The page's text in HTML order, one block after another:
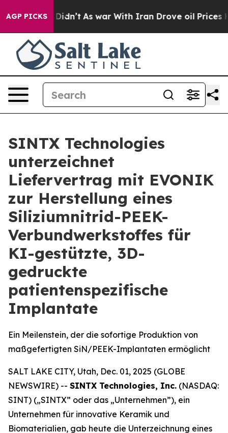
AGP PICKS
it Didn’t As war With Iran Drove oil Prices
SINTX Technologies
unterzeichnet
Liefervertrag mit EVONIK
zur Herstellung eines
Siliziumnitrid-PEEK-
Verbundwerkstoffes für
KI-gestützte, 3D-
gedruckte
patientenspezifische
Implantate
Ein Meilenstein, der die sofortige Produktion von
maßgefertigten SiN/PEEK-Implantaten ermöglicht
SALT LAKE CITY, Utah, Dec. 01, 2025 (GLOBE
NEWSWIRE) -- SINTX Technologies, Inc. (NASDAQ:
SINT) („SINTX” oder das „Unternehmen”), ein
Unternehmen für innovative Keramik und
Biomaterialien, gab heute die Unterzeichnung eines